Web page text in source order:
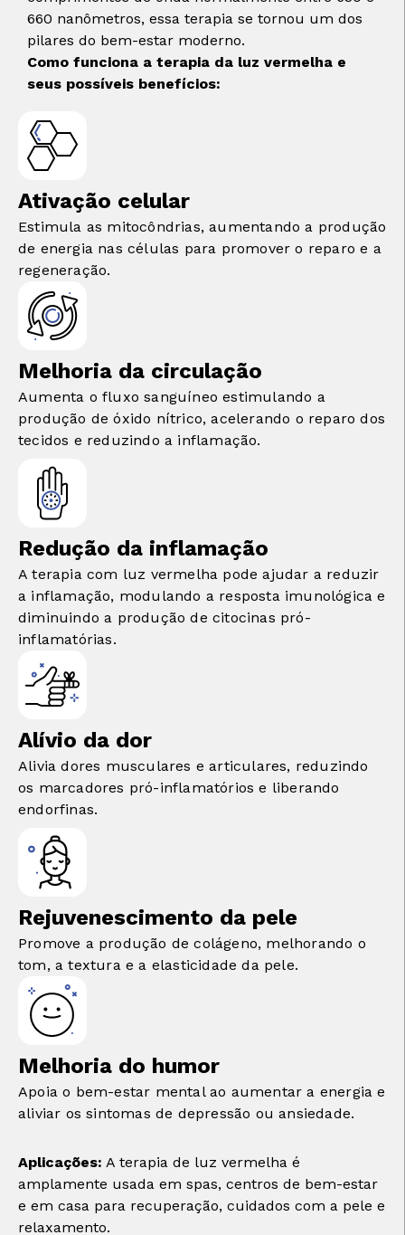
660 nanômetros, essa terapia se tornou um dos
pilares do bem-estar moderno.
Como funciona a terapia da luz vermelha e
seus possíveis benefícios:
Ativação celular
Estimula as mitocôndrias, aumentando a produção
de energia nas células para promover o reparo e a
regeneração.
Melhoria da circulação
Aumenta o fluxo sanguíneo estimulando a
produção de óxido nítrico, acelerando o reparo dos
tecidos e reduzindo a inflamação.
Redução da inflamação
A terapia com luz vermelha pode ajudar a reduzir
a inflamação, modulando a resposta imunológica e
diminuindo a produção de citocinas pró-
inflamatórias.
Alívio da dor
Alivia dores musculares e articulares, reduzindo
os marcadores pró-inflamatórios e liberando
endorfinas.
Rejuvenescimento da pele
Promove a produção de colágeno, melhorando o
tom, a textura e a elasticidade da pele.
Melhoria do humor
Apoia o bem-estar mental ao aumentar a energia e
aliviar os sintomas de depressão ou ansiedade.
Aplicações: A terapia de luz vermelha é
amplamente usada em spas, centros de bem-estar
e em casa para recuperação, cuidados com a pele e
relaxamento.